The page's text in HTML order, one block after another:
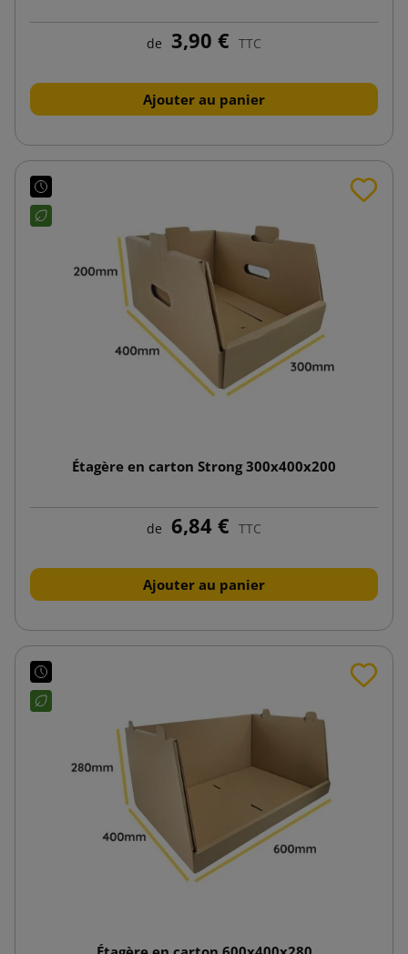
de 3,90 € TTC
Ajouter au panier
Étagère en carton Strong 300x400x200
de 6,84 € TTC
Ajouter au panier